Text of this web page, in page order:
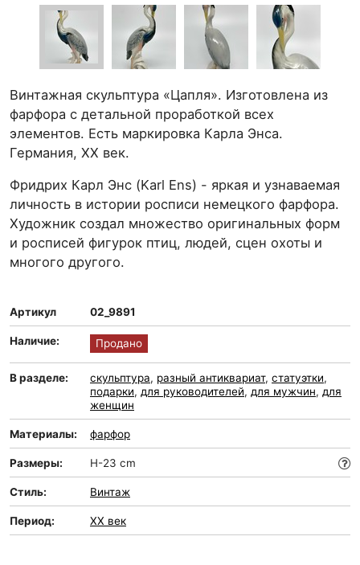
Винтажная скульптура «Цапля». Изготовлена из
фарфора с детальной проработкой всех
элементов. Есть маркировка Карла Энса.
Германия, ХХ век.
Фридрих Карл Энс (Karl Ens) - яркая и узнаваемая
личность в истории росписи немецкого фарфора.
Художник создал множество оригинальных форм
и росписей фигурок птиц, людей, сцен охоты и
многого другого.
Артикул 02_9891
Наличие: Продано
В разделе: скульптура, разный антиквариат, статуэтки,
подарки, для руководителей, для мужчин, для
женщин
Материалы: фарфор
Размеры: H-23 cm
Стиль: Винтаж
Период: XX век